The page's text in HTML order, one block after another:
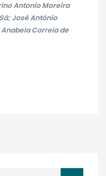
Antonio Moreira
José António
Correia de